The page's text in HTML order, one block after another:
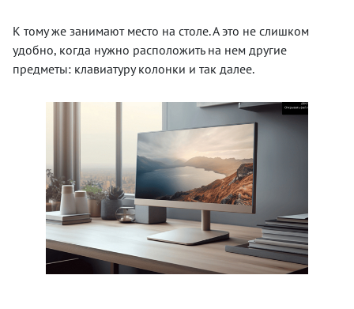
К тому же занимают место на столе. А это не слишком
удобно, когда нужно расположить на нем другие
предметы: клавиатуру колонки и так далее.